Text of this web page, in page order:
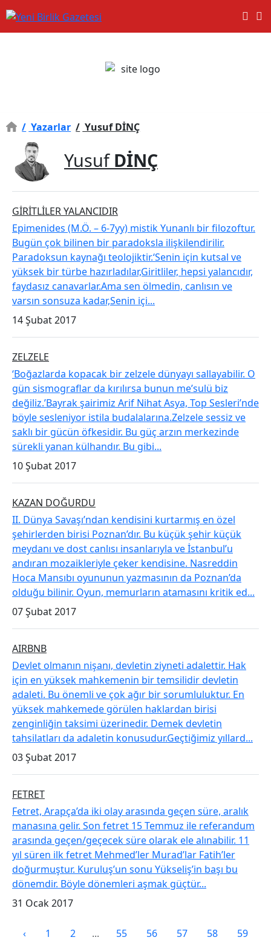
/ Yazarlar / Yusuf DİNÇ
Yusuf DİNÇ
​GİRİTLİLER YALANCIDIR
Epimenides (M.Ö. – 6-7yy) mistik Yunanlı bir filozoftur.
Bugün çok bilinen bir paradoksla ilişkilendirilir.
Paradoksun kaynağı teolojiktir.‘Senin için kutsal ve
yüksek bir türbe hazırladılar,Giritliler, hepsi yalancıdır,
faydasız canavarlar.Ama sen ölmedin, canlısın ve
varsın sonsuza kadar,Senin içi...
14 Şubat 2017
​ZELZELE
‘Boğazlarda kopacak bir zelzele dünyayı sallayabilir. O
gün sismograflar da kırılırsa bunun me’sulü biz
değiliz.’Bayrak şairimiz Arif Nihat Asya, Top Sesleri’nde
böyle sesleniyor istila budalalarına.Zelzele sessiz ve
saklı bir gücün öfkesidir. Bu güç arzın merkezinde
sürekli yanan külhandır. Bu gibi...
10 Şubat 2017
​KAZAN DOĞURDU
II. Dünya Savaşı’ndan kendisini kurtarmış en özel
şehirlerden birisi Poznan’dır. Bu küçük şehir küçük
meydanı ve dost canlısı insanlarıyla ve İstanbul’u
andıran mozaikleriyle çeker kendisine. Nasreddin
Hoca Mansıbı oyununun yazmasının da Poznan’da
olduğu bilinir. Oyun, memurların atamasını kritik ed...
07 Şubat 2017
​AIRBNB
Devlet olmanın nişanı, devletin ziyneti adalettir. Hak
için en yüksek mahkemenin bir temsilidir devletin
adaleti. Bu önemli ve çok ağır bir sorumluluktur. En
yüksek mahkemede görülen haklardan birisi
zenginliğin taksimi üzerinedir. Demek devletin
tahsilatları da adaletin konusudur.Geçtiğimiz yıllard...
03 Şubat 2017
FETRET
Fetret, Arapça’da iki olay arasında geçen süre, aralık
manasına gelir. Son fetret 15 Temmuz ile referandum
arasında geçen/geçecek süre olarak ele alınabilir. 11
yıl süren ilk fetret Mehmed’ler Murad’lar Fatih’ler
doğurmuştur. Kuruluş’un sonu Yükseliş’in başı bu
dönemdir. Böyle dönemleri aşmak güçtür...
31 Ocak 2017
‹ 1 2 ... 55 56 57 58
59